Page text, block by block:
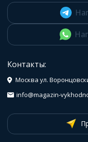
Контакты:
Москва ул.
info@magazin-